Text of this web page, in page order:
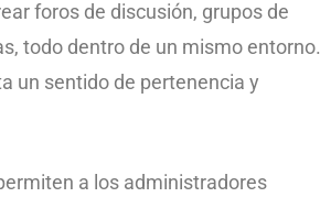
foros de discusión, grupos de
todo dentro de un mismo entorno.
un sentido de pertenencia y
a los administradores